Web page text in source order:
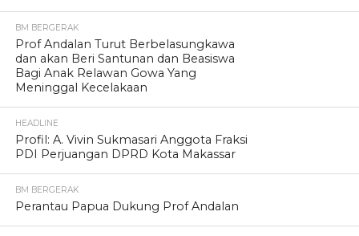
BM BERGERAK
Prof Andalan Turut Berbelasungkawa
dan akan Beri Santunan dan Beasiswa
Bagi Anak Relawan Gowa Yang
Meninggal Kecelakaan
HEADLINE
Profil: A. Vivin Sukmasari Anggota Fraksi
PDI Perjuangan DPRD Kota Makassar
BM BERGERAK
Perantau Papua Dukung Prof Andalan